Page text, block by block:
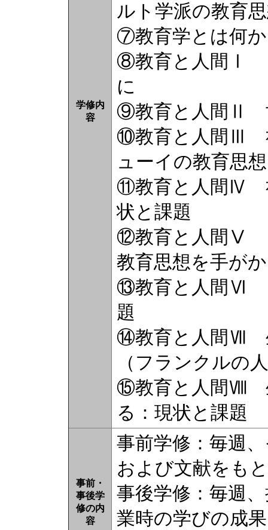
学修内
容
ルト学派の教育
⑦教育学とは何
⑧教育と人間Ⅰ
に
⑨教育と人間Ⅱ
⑩教育と人間Ⅲ
ューイの教育思
⑪教育と人間Ⅳ
状と課題
⑫教育と人間Ⅴ
教育思想を手が
⑬教育と人間Ⅵ
題
⑭教育と人間Ⅶ
（フランクルの
⑮教育と人間Ⅷ
る：現状と課題
事前・
事後学
修の内
容
事前学修：毎週
および文献をも
事後学修：毎週
業時の学びの成